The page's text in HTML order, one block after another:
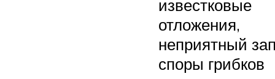
известковые
отложения,
неприятный
споры грибков